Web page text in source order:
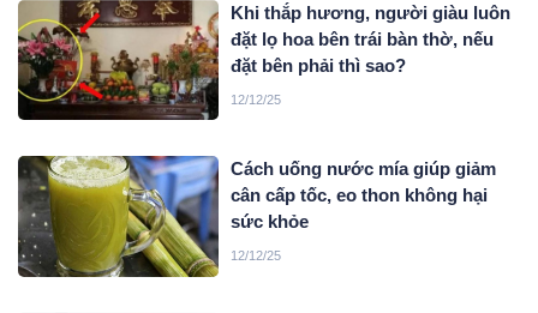
Khi thắp hương, người giàu luôn
đặt lọ hoa bên trái bàn thờ, nếu
đặt bên phải thì sao?
12/12/25
Cách uống nước mía giúp giảm
cân cấp tốc, eo thon không hại
sức khỏe
12/12/25